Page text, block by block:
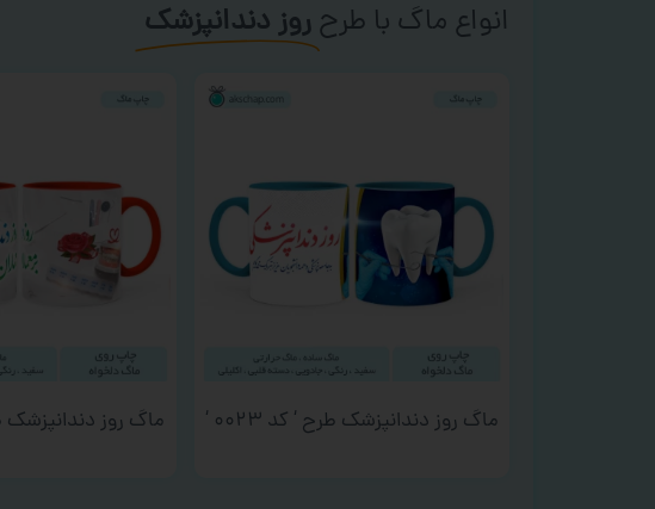
انواع ماگ با طرحروز دندانپزشک
ماگ روز دندانپزشک طرح ‘ کد ۰۰۲۳ ‘ ماگ روز دندانپزشک طرح